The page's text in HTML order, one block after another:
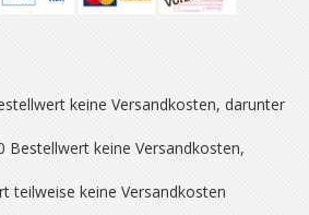
keine Versandkosten, darunter
Bestellwert keine Versandkosten,
teilweise keine Versandkosten